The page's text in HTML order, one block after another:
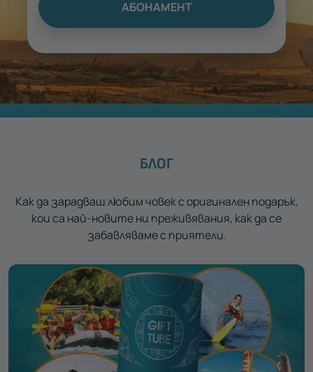
АБОНАМЕНТ
БЛОГ
Как да зарадваш любим човек с оригинален подарък,
кои са най-новите ни преживявания, как да се
забавляваме с приятели.